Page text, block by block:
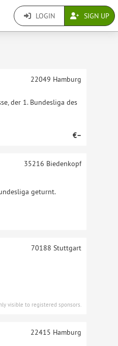
LOGIN SIGN UP
der 1. Bundesliga des
22049 Hamburg
€–
geturnt.
35216 Biedenkopf
70188 Stuttgart
visible to registered sponsors.
22415 Hamburg